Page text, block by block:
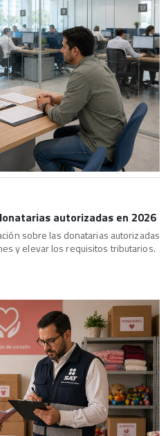
autorizadas en 2026
sobre las donatarias autorizadas
y elevar los requisitos tributarios.